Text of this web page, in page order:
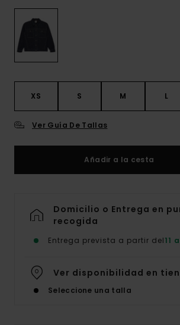
XS S M L
Ver Guía De Tallas
Añadir a la cesta
Domicilio o Entrega en
recogida
Entrega prevista a partir del11
Ver disponibilidad en
Seleccione una talla